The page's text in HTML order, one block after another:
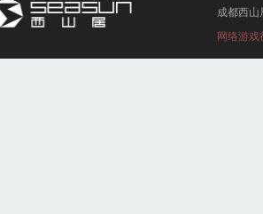
成都西山
网络游